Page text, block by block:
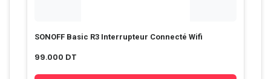
SONOFF Basic R3 Interrupteur Connecté Wifi
99.000 DT